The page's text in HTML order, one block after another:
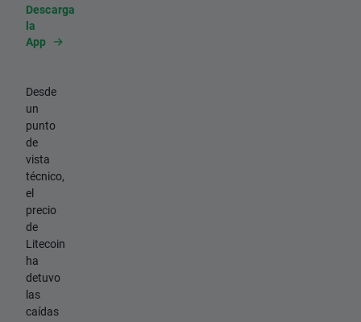
Descarga
la
App
Desde
un
punto
de
vista
técnico,
el
precio
de
Litecoin
ha
detuvo
las
caídas